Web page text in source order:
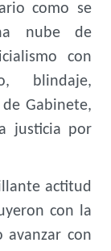
como se
nube de
con
blindaje,
Gabinete,
justicia por
actitud
con la
avanzar con